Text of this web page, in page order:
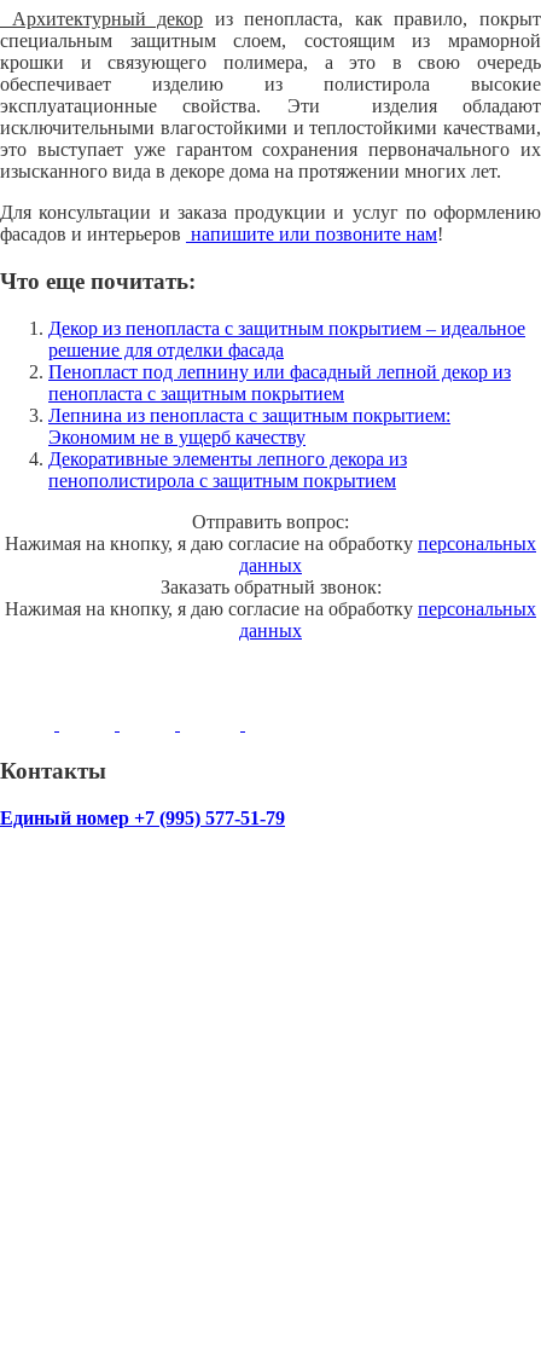
Архитектурный декор из пенопласта, как правило, покрыт
специальным защитным слоем, состоящим из мраморной
крошки и связующего полимера, а это в свою очередь
обеспечивает изделию из полистирола высокие
эксплуатационные свойства. Эти изделия обладают
исключительными влагостойкими и теплостойкими качествами,
это выступает уже гарантом сохранения первоначального их
изысканного вида в декоре дома на протяжении многих лет.
Для консультации и заказа продукции и услуг по оформлению
фасадов и интерьеров напишите или позвоните нам!
Что еще почитать:
Декор из пенопласта с защитным покрытием – идеальное
решение для отделки фасада
Пенопласт под лепнину или фасадный лепной декор из
пенопласта с защитным покрытием
Лепнина из пенопласта с защитным покрытием:
Экономим не в ущерб качеству
Декоративные элементы лепного декора из
пенополистирола с защитным покрытием
Отправить вопрос:
Нажимая на кнопку, я даю согласие на обработку персональных
данных
Заказать обратный звонок:
Нажимая на кнопку, я даю согласие на обработку персональных
данных
Контакты
Единый номер +7 (995) 577-51-79